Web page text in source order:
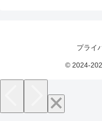
プライ
© 2024-